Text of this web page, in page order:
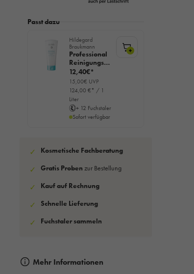
Passt dazu
Hildegard
Braukmann
Professional
Reinigungsge
lee sensitiv,
100ml
12,40€*
15,00€ UVP
124,00 €* / 1
Liter
+ 12 Fuchstaler
Sofort verfügbar
+
✓ Kosmetische Fachberatung
✓ Gratis Proben zur Bestellung
✓ Kauf auf Rechnung
✓ Schnelle Lieferung
✓ Fuchstaler sammeln
Mehr Informationen